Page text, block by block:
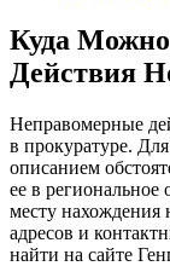
Куда
Действия
Неправомерные
в прокуратуре.
описанием
ее в
месту нахождения
адресов и
найти на сайте